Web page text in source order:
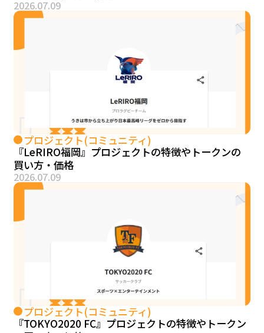
2026.07.09
プロジェクト(コミュニティ)
『LeRIRO福岡』プロジェクトの特徴やトークンの
買い方・価格
2026.07.09
プロジェクト(コミュニティ)
『TOKYO2020 FC』プロジェクトの特徴やトークン